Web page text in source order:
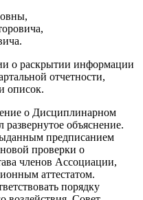
о раскрытии информации
отчетности,
описок.
о Дисциплинарном
объяснение.
предписанием
проверки о
членов Ассоциации,
аттестатом.
порядку